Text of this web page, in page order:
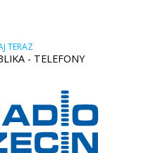
TERAZ
- TELEFONY